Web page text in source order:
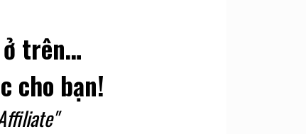
ở trên…
cho bạn!